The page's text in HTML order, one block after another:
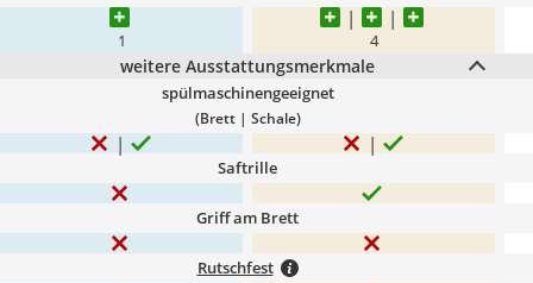
1 4
weitere Ausstattungsmerkmale
spülmaschinengeeignet
(Brett | Schale)
Saftrille
Griff am Brett
Rutschfest